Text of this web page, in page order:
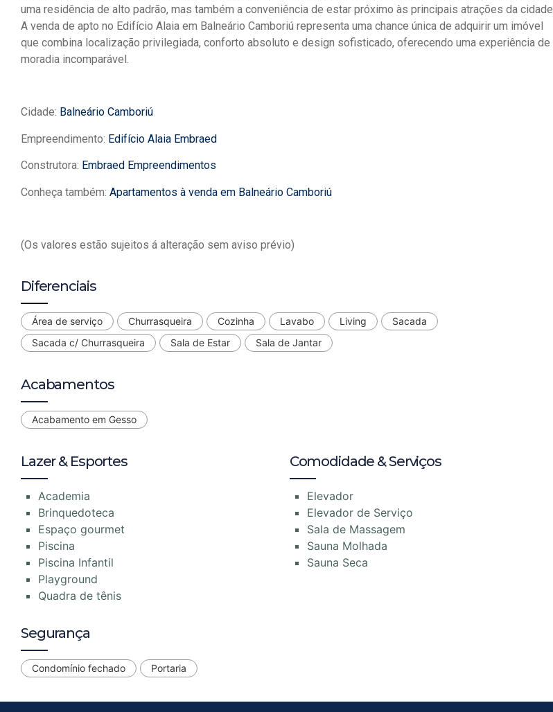
uma residência de alto padrão, mas também a conveniência de estar próximo às principais atrações da cidade.
A venda de apto no Edifício Alaia em Balneário Camboriú representa uma chance única de adquirir um imóvel
que combina localização privilegiada, conforto absoluto e design sofisticado, oferecendo uma experiência de
moradia incomparável.
Cidade: Balneário Camboriú
Empreendimento: Edifício Alaia Embraed
Construtora: Embraed Empreendimentos
Conheça também: Apartamentos à venda em Balneário Camboriú
(Os valores estão sujeitos á alteração sem aviso prévio)
Diferenciais
Área de serviço Churrasqueira Cozinha Lavabo Living
Sacada
Sacada c/ Churrasqueira
Sala de Estar Sala de Jantar
Acabamentos
Acabamento em Gesso
Lazer & Esportes
Academia
Brinquedoteca
Espaço gourmet
Piscina
Piscina Infantil
Playground
Quadra de tênis
Comodidade & Serviços
Elevador
Elevador de Serviço
Sala de Massagem
Sauna Molhada
Sauna Seca
Segurança
Condomínio fechado Portaria